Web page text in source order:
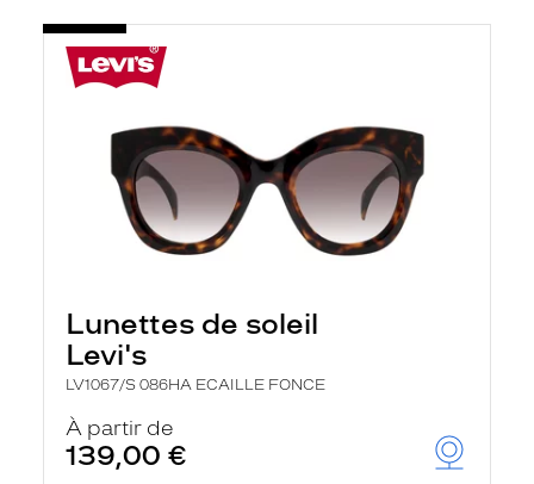
Lunettes de soleil
Levi's
LV1067/S 086HA ECAILLE FONCE
À partir de
139,00 €